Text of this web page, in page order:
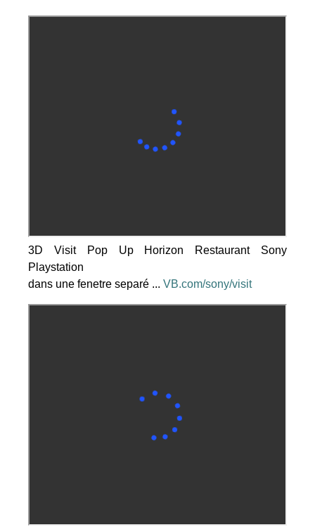
3D Visit Pop Up Horizon Restaurant Sony
Playstation
dans une fenetre separé ... VB.com/sony/visit